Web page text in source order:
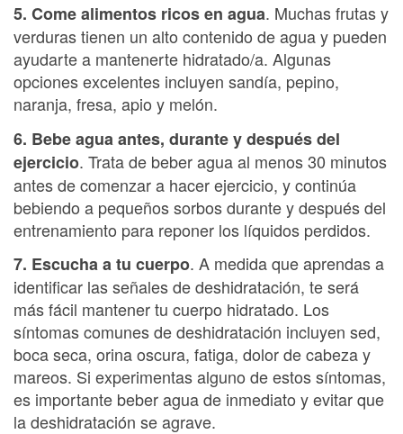
5. Come alimentos ricos en agua. Muchas frutas y
verduras tienen un alto contenido de agua y pueden
ayudarte a mantenerte hidratado/a. Algunas
opciones excelentes incluyen sandía, pepino,
naranja, fresa, apio y melón.
6. Bebe agua antes, durante y después del
ejercicio. Trata de beber agua al menos 30 minutos
antes de comenzar a hacer ejercicio, y continúa
bebiendo a pequeños sorbos durante y después del
entrenamiento para reponer los líquidos perdidos.
7. Escucha a tu cuerpo. A medida que aprendas a
identificar las señales de deshidratación, te será
más fácil mantener tu cuerpo hidratado. Los
síntomas comunes de deshidratación incluyen sed,
boca seca, orina oscura, fatiga, dolor de cabeza y
mareos. Si experimentas alguno de estos síntomas,
es importante beber agua de inmediato y evitar que
la deshidratación se agrave.